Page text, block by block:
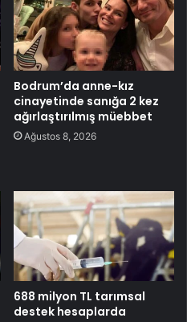
Bodrum’da anne-kız
cinayetinde sanığa 2 kez
ağırlaştırılmış müebbet
Ağustos 8, 2026
688 milyon TL tarımsal
destek hesaplarda